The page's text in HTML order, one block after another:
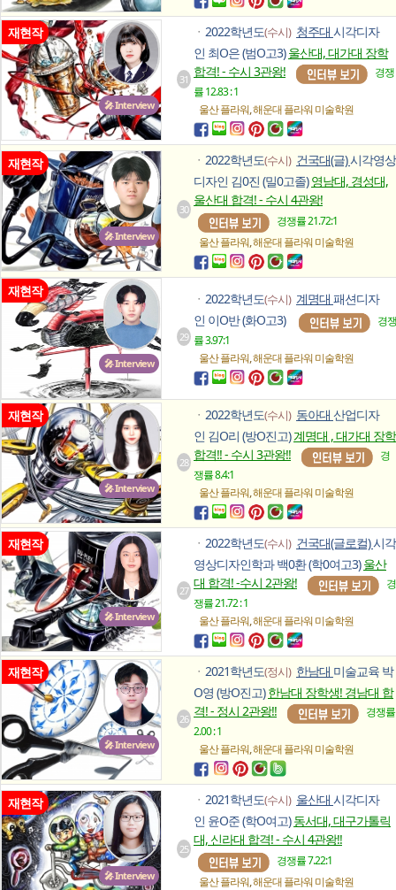
🎤 Interview
재현작
31
ㆍ 2022학년도(수시) 청주대 시각디자
인 최O은 (범O고3)울산대, 대가대 장학
합격! - 수시 3관왕!
경쟁
률 12.83 : 1
울산 플라워,해운대 플라워미술학원
🎤 Interview
재현작
30
ㆍ 2022학년도(수시) 건국대(글)시각영상
디자인 김0진 (밀0고졸)영남대, 경성대,
울산대 합격! - 수시 4관왕!
경쟁률 21.72:1
울산 플라워,해운대 플라워미술학원
🎤 Interview
재현작
29
ㆍ 2022학년도(수시) 계명대 패션디자
인 이O반 (화O고3)
경쟁
률 3.97:1
울산 플라워,해운대 플라워미술학원
🎤 Interview
재현작
28
ㆍ 2022학년도(수시) 동아대 산업디자
인 김O리 (방O진고)계명대 , 대가대 장학
합격!! - 수시 3관왕!!
경
쟁률 8.4:1
울산 플라워,해운대 플라워미술학원
🎤 Interview
재현작
27
ㆍ 2022학년도(수시) 건국대(글로컬)시각
영상디자인학과 백0환 (학0여고3)울산
대 합격! -수시 2관왕!
경
쟁률 21.72 : 1
울산 플라워,해운대 플라워미술학원
🎤 Interview
재현작
26
ㆍ 2021학년도(정시) 한남대 미술교육 박
O영 (방O진고)한남대 장학생! 경남대 합
격! - 정시 2관왕!!
경쟁률
2.00 : 1
울산 플라워,해운대 플라워미술학원
🎤 Interview
재현작
25
ㆍ 2021학년도(수시) 울산대 시각디자
인 윤O준 (학O여고)동서대, 대구가톨릭
대, 신라대 합격! - 수시 4관왕!!
경쟁률 7.22:1
울산 플라워,해운대 플라워미술학원